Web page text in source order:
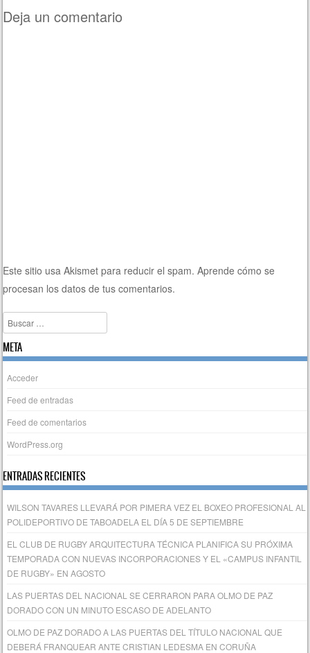
Deja un comentario
Este sitio usa Akismet para reducir el spam.Aprende cómo se
procesan los datos de tus comentarios.
Buscar
META
Acceder
Feed de entradas
Feed de comentarios
WordPress.org
ENTRADAS RECIENTES
WILSON TAVARES LLEVARÁ POR PIMERA VEZ EL BOXEO PROFESIONAL AL
POLIDEPORTIVO DE TABOADELA EL DÍA 5 DE SEPTIEMBRE
EL CLUB DE RUGBY ARQUITECTURA TÉCNICA PLANIFICA SU PRÓXIMA
TEMPORADA CON NUEVAS INCORPORACIONES Y EL «CAMPUS INFANTIL
DE RUGBY» EN AGOSTO
LAS PUERTAS DEL NACIONAL SE CERRARON PARA OLMO DE PAZ
DORADO CON UN MINUTO ESCASO DE ADELANTO
OLMO DE PAZ DORADO A LAS PUERTAS DEL TÍTULO NACIONAL QUE
DEBERÁ FRANQUEAR ANTE CRISTIAN LEDESMA EN CORUÑA